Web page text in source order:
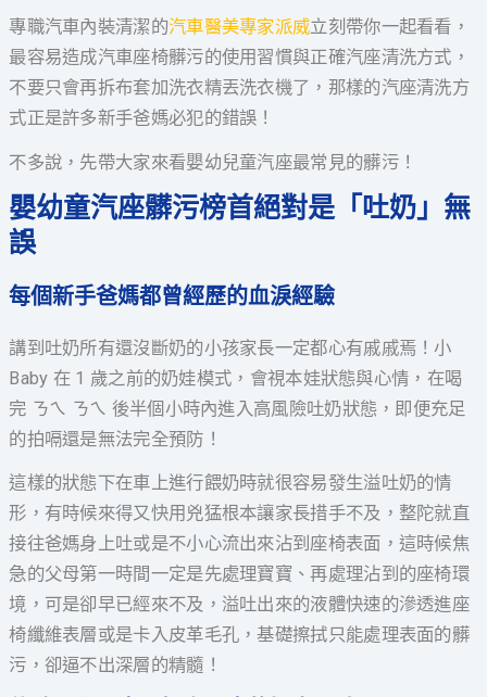
專職汽車內裝清潔的汽車醫美專家派威立刻帶你一起看看，
最容易造成汽車座椅髒污的使用習慣與正確汽座清洗方式，
不要只會再拆布套加洗衣精丟洗衣機了，那樣的汽座清洗方
式正是許多新手爸媽必犯的錯誤！
不多說，先帶大家來看嬰幼兒童汽座最常見的髒污！
嬰幼童汽座髒污榜首絕對是「吐奶」無
誤
每個新手爸媽都曾經歷的血淚經驗
講到吐奶所有還沒斷奶的小孩家長一定都心有戚戚焉！小
Baby 在 1 歲之前的奶娃模式，會視本娃狀態與心情，在喝
完 ㄋㄟ ㄋㄟ 後半個小時內進入高風險吐奶狀態，即便充足
的拍嗝還是無法完全預防！
這樣的狀態下在車上進行餵奶時就很容易發生溢吐奶的情
形，有時候來得又快用兇猛根本讓家長措手不及，整陀就直
接往爸媽身上吐或是不小心流出來沾到座椅表面，這時候焦
急的父母第一時間一定是先處理寶寶、再處理沾到的座椅環
境，可是卻早已經來不及，溢吐出來的液體快速的滲透進座
椅纖維表層或是卡入皮革毛孔，基礎擦拭只能處理表面的髒
污，卻逼不出深層的精髓！